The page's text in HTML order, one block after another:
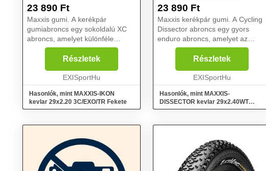
23 890 Ft
Maxxis gumi. A kerékpár
gumiabroncs egy sokoldalú XC
abroncs, amelyet különféle
terepviszonyokhoz terveztek.
Kiszámítható tulajdonságainak
köszönhetően az Ikon
gumiabroncs nagyon népszerű. A
Részletek
EXISportHu
Hasonlók, mint MAXXIS-IKON
kevlar 29x2.20 3C/EXO/TR Fekete
23 890 Ft
Maxxis kerékpár gumi. A Cycling
Dissector abroncs egy gyors
enduro abroncs, amelyet az
ausztrál DH Star Troy Brosnan
tervezett. A kerékpár
gumiabroncsot az alacsony
gördülési ellenállás és a legjobb
Részletek
EXISportHu
Hasonlók, mint MAXXIS-
DISSECTOR kevlar 29x2.40WT
3CT/EXO+/TR Fekete